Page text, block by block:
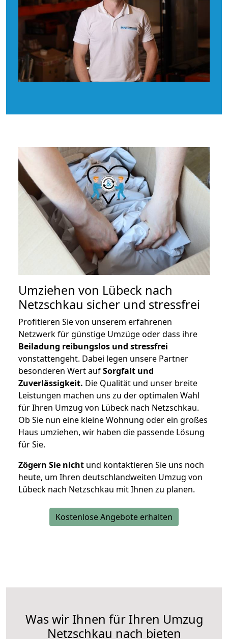
Umziehen von Lübeck nach
Netzschkau sicher und stressfrei
Profitieren Sie von unserem erfahrenen
Netzwerk für günstige Umzüge oder dass ihre
Beiladung reibungslos und stressfrei
vonstattengeht. Dabei legen unsere Partner
besonderen Wert aufSorgfalt und
Zuverlässigkeit. Die Qualität und unser breite
Leistungen machen uns zu der optimalen Wahl
für Ihren Umzug von Lübeck nach Netzschkau.
Ob Sie nun eine kleine Wohnung oder ein großes
Haus umziehen, wir haben die passende Lösung
für Sie.
Zögern Sie nicht und kontaktieren Sie uns noch
heute, um Ihren deutschlandweiten Umzug von
Lübeck nach Netzschkau mit Ihnen zu planen.
Kostenlose Angebote erhalten
Was wir Ihnen für Ihren Umzug
Netzschkau nach bieten